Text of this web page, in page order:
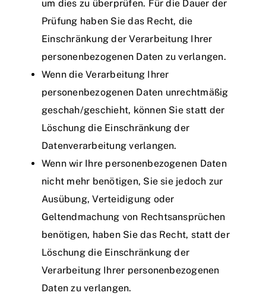
um dies zu überprüfen. Für die Dauer der
Prüfung haben Sie das Recht, die
Einschränkung der Verarbeitung Ihrer
personenbezogenen Daten zu verlangen.
Wenn die Verarbeitung Ihrer
personenbezogenen Daten unrechtmäßig
geschah/geschieht, können Sie statt der
Löschung die Einschränkung der
Datenverarbeitung verlangen.
Wenn wir Ihre personenbezogenen Daten
nicht mehr benötigen, Sie sie jedoch zur
Ausübung, Verteidigung oder
Geltendmachung von Rechtsansprüchen
benötigen, haben Sie das Recht, statt der
Löschung die Einschränkung der
Verarbeitung Ihrer personenbezogenen
Daten zu verlangen.